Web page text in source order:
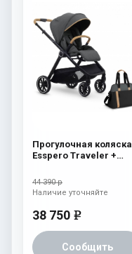
Прогулочная коляска
Esspero Traveler +
44 390 р
38 750 e
Сообщить
Наличие уточняйте